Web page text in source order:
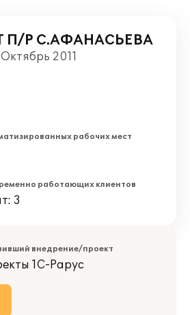
П/Р С.АФАНАСЬЕВА
2011
рабочих мест
работающих клиентов
3
внедрение/проект
1С-Рарус